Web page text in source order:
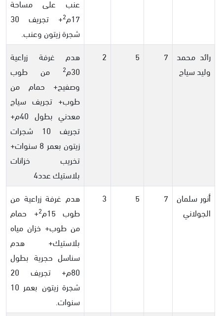
عنب على مساحة
17م 2
+ تجريف 30
شجرة زيتون وعنب.
رائد محمد
وليد سياج
7
5
2
هدم غرفة زراعية
30م 2
من طوب
وصفيح+ حمام من
طوب+ تجريف سياج
معدني بطول 40م+
تجريف 10 شجرات
زيتون بعمر 8 سنوات+
تخريب خزانات
بلاستيك عدد4
أنور سلمان
الجولاني
7
5
3
هدم غرفة زراعية من
طوب 15م
2+ حمام
من طوب+ خزان مياه
بلاستيك+ هدم
سناسل حجرية بطول
80م+ تجريف 20
شجرة زيتون بعمر 10
سنوات.